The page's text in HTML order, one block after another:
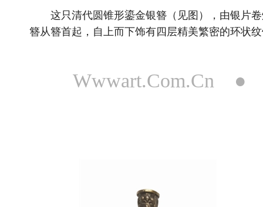
这只清代圆锥形鎏金银簪（见图），由银片卷
簪从簪首起，自上而下饰有四层精美繁密的环状
Wwwart.Com.Cn